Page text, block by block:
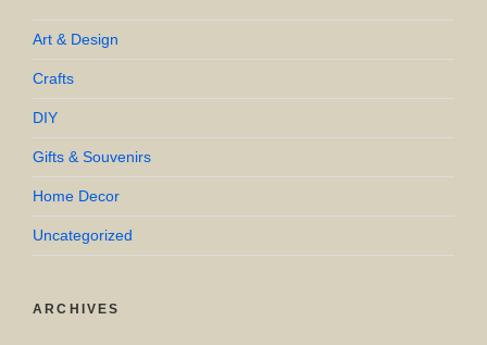
Art & Design
Crafts
DIY
Gifts & Souvenirs
Home Decor
Uncategorized
ARCHIVES